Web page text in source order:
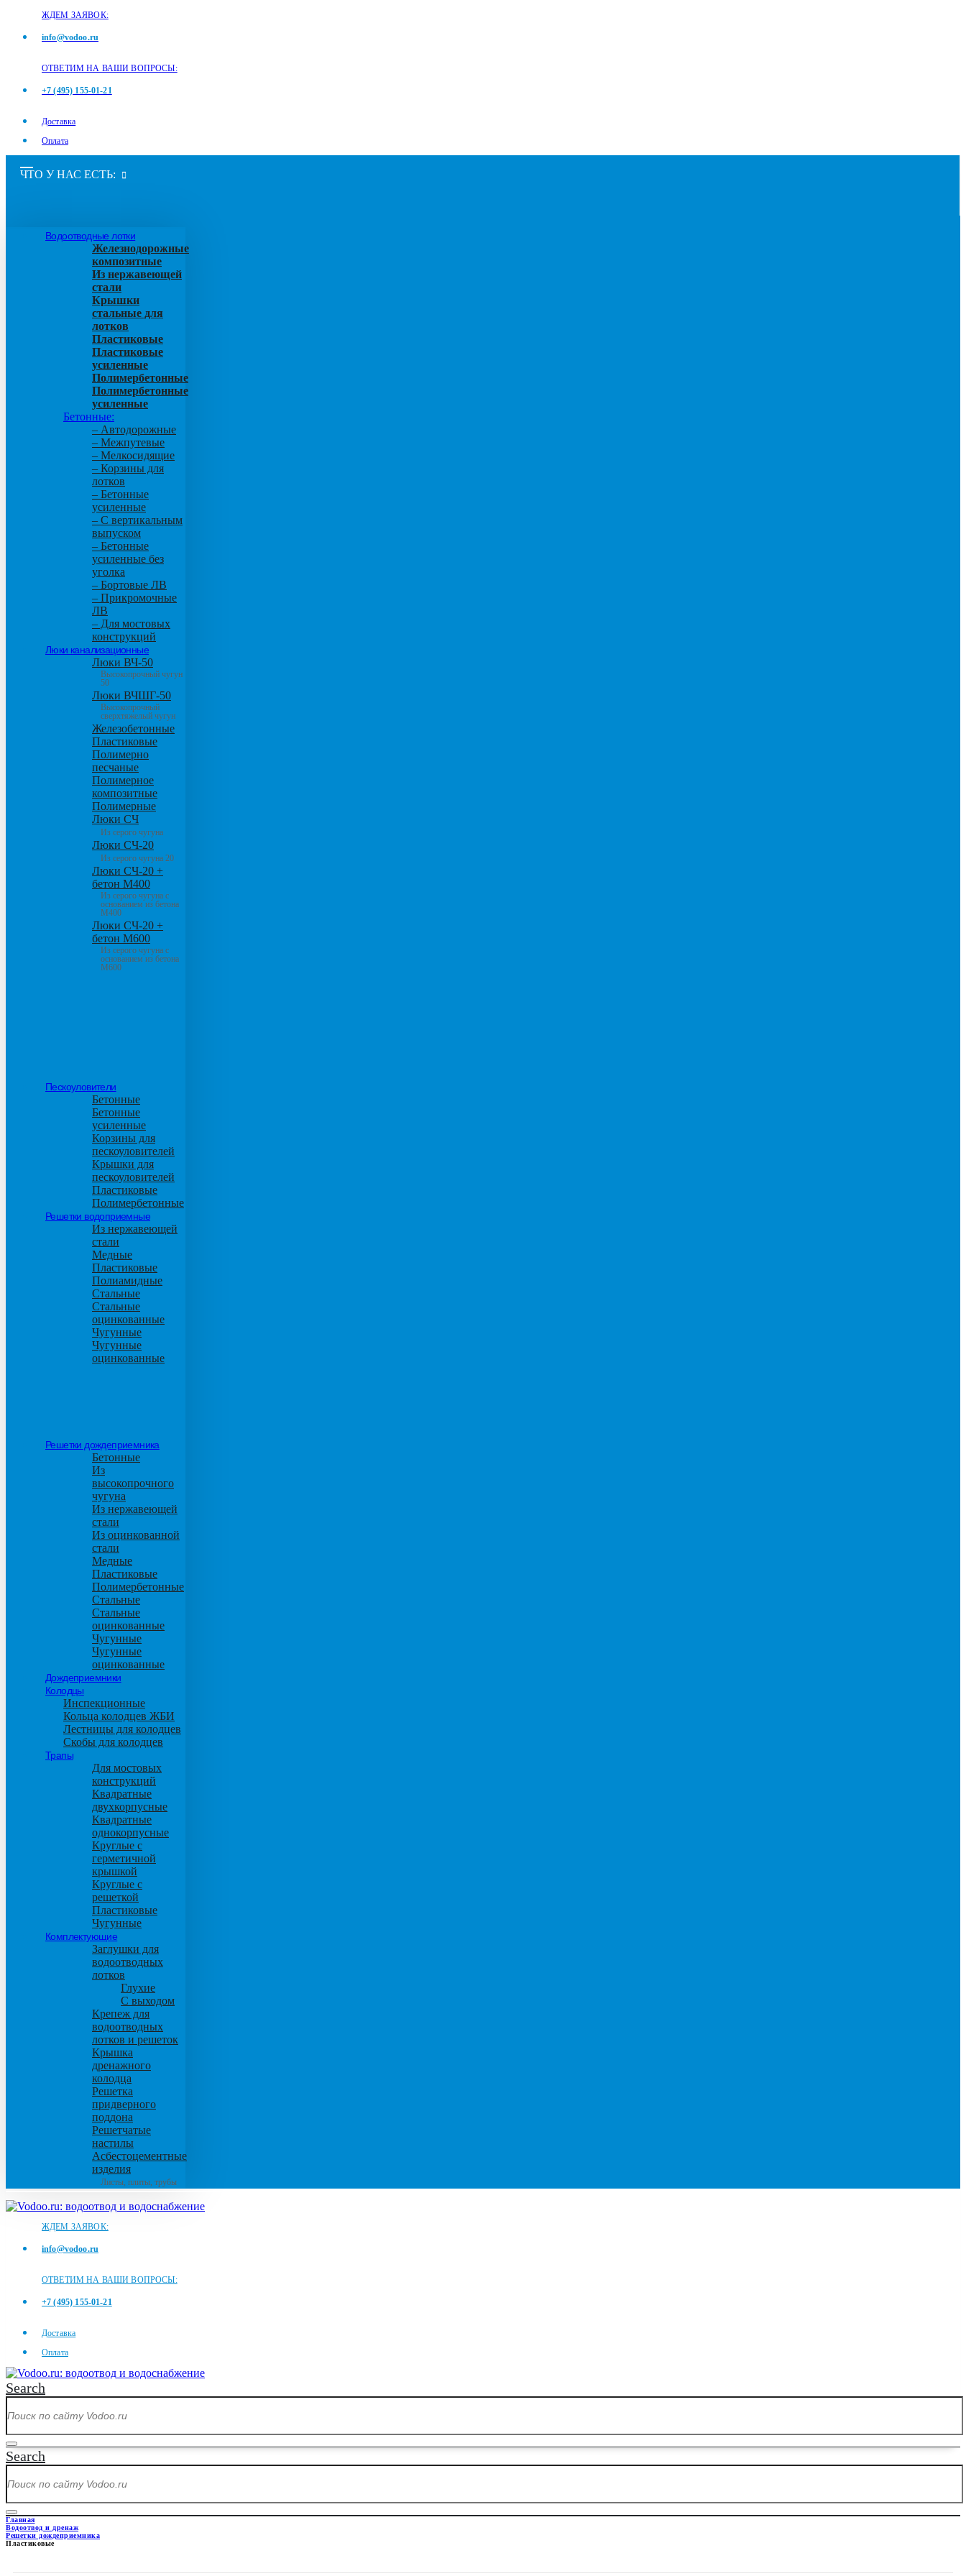
ЖДЕМ ЗАЯВОК:
info@vodoo.ru
ОТВЕТИМ НА ВАШИ ВОПРОСЫ:
+7 (495) 155-01-21
Доставка
Оплата
ЧТО У НАС ЕСТЬ:
Водоотводные лотки
Железнодорожные
композитные
Из нержавеющей
стали
Крышки
стальные для
лотков
Пластиковые
Пластиковые
усиленные
Полимербетонные
Полимербетонные
усиленные
Бетонные:
– Автодорожные
– Межпутевые
– Мелкосидящие
– Корзины для
лотков
– Бетонные
усиленные
– С вертикальным
выпуском
– Бетонные
усиленные без
уголка
– Бортовые ЛВ
– Прикромочные
ЛВ
– Для мостовых
конструкций
Люки канализационные
Люки ВЧ-50
Высокопрочный чугун
50
Люки ВЧШГ-50
Высокопрочный
сверхтяжелый чугун
Железобетонные
Пластиковые
Полимерно
песчаные
Полимерное
композитные
Полимерные
Люки СЧ
Из серого чугуна
Люки СЧ-20
Из серого чугуна 20
Люки СЧ-20 +
бетон М400
Из серого чугуна с
основанием из бетона
М400
Люки СЧ-20 +
бетон М600
Из серого чугуна с
основанием из бетона
М600
Пескоуловители
Бетонные
Бетонные
усиленные
Корзины для
пескоуловителей
Крышки для
пескоуловителей
Пластиковые
Полимербетонные
Решетки водоприемные
Из нержавеющей
стали
Медные
Пластиковые
Полиамидные
Стальные
Стальные
оцинкованные
Чугунные
Чугунные
оцинкованные
Решетки дождеприемника
Бетонные
Из
высокопрочного
чугуна
Из нержавеющей
стали
Из оцинкованной
стали
Медные
Пластиковые
Полимербетонные
Стальные
Стальные
оцинкованные
Чугунные
Чугунные
оцинкованные
Дождеприемники
Колодцы
Инспекционные
Кольца колодцев ЖБИ
Лестницы для колодцев
Скобы для колодцев
Трапы
Для мостовых
конструкций
Квадратные
двухкорпусные
Квадратные
однокорпусные
Круглые с
герметичной
крышкой
Круглые с
решеткой
Пластиковые
Чугунные
Комплектующие
Заглушки для
водоотводных
лотков
Глухие
С выходом
Крепеж для
водоотводных
лотков и решеток
Крышка
дренажного
колодца
Решетка
придверного
поддона
Решетчатые
настилы
Асбестоцементные
изделия
Листы, плиты, трубы
ЖДЕМ ЗАЯВОК:
info@vodoo.ru
ОТВЕТИМ НА ВАШИ ВОПРОСЫ:
+7 (495) 155-01-21
Доставка
Оплата
Search
Search
Главная
Водоотвод и дренаж
Решетки дождеприемника
Пластиковые